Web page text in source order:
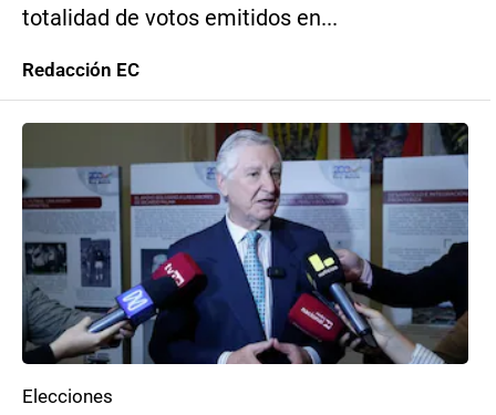
totalidad de votos emitidos en...
Redacción EC
Elecciones